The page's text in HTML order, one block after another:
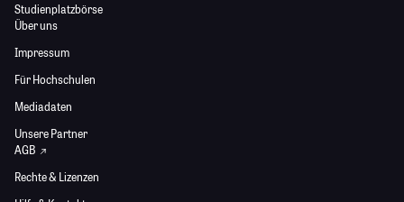
Studienplatzbörse
Über uns
Impressum
Für Hochschulen
Mediadaten
Unsere Partner
AGB
Rechte & Lizenzen